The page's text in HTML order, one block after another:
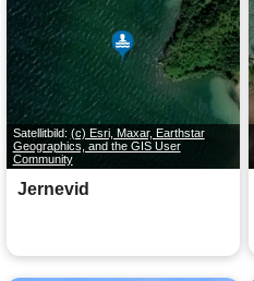
Satellitbild: (c) Esri, Maxar, Earthstar
Geographics, and the GIS User
Community
Jernevid